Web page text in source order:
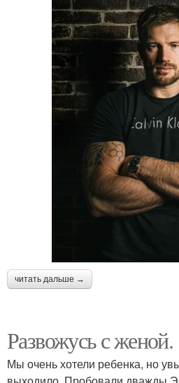
читать дальше →
Развожусь с женой.
Мы очень хотели ребенка, но